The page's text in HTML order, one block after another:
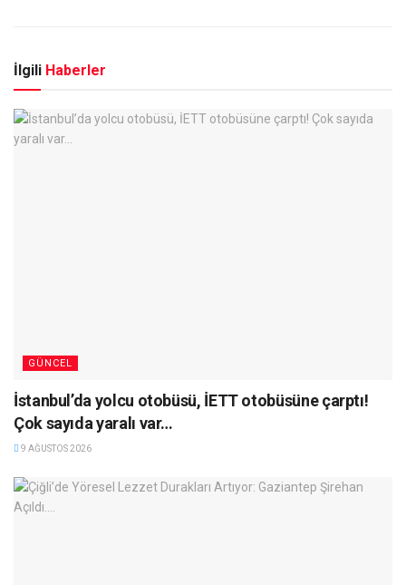
İlgili Haberler
GÜNCEL
İstanbul’da yolcu otobüsü, İETT otobüsüne çarptı!
Çok sayıda yaralı var…
9 AĞUSTOS 2026